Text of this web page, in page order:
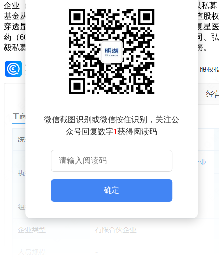
企业（有限合伙）成立，出资额5.47亿元，经营范围为以私募
基金从事股权投资、投资管理、资产管理等活动。企查查股权
穿透显示，该合伙企业由中汇人寿保险股份有限公司、复星医
药（600196）全资子公司上海复星医药产业发展有限公司、弘
毅私募基金管理（天津）合伙企业（有限合伙）共同出资。
微信截图识别或微信按住识别，关注公
众号回复数字1获得阅读码
确定